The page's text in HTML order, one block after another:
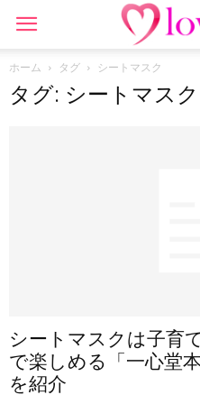
ホーム タグ シートマスク
タグ: シートマスク
シートマスクは子育
で楽しめる「一心堂
を紹介